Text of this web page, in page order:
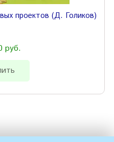
проектов (Д. Голиков)
руб.